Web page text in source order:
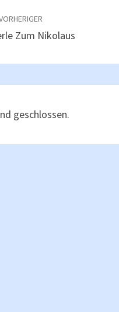
Zum Nikolaus
geschlossen.